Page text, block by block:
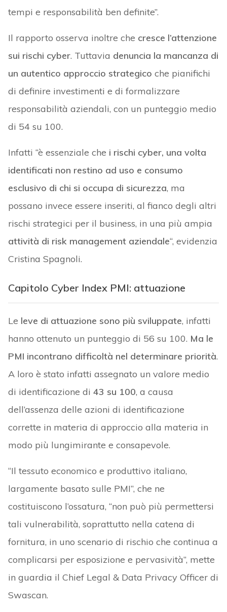
tempi e responsabilità ben definite”.
Il rapporto osserva inoltre che cresce l’attenzione
sui rischi cyber. Tuttavia denuncia la mancanza di
un autentico approccio strategico che pianifichi
di definire investimenti e di formalizzare
responsabilità aziendali, con un punteggio medio
di 54 su 100.
Infatti “è essenziale che i rischi cyber, una volta
identificati non restino ad uso e consumo
esclusivo di chi si occupa di sicurezza, ma
possano invece essere inseriti, al fianco degli altri
rischi strategici per il business, in una più ampia
attività di risk management aziendale“, evidenzia
Cristina Spagnoli.
Capitolo Cyber Index PMI: attuazione
Le leve di attuazione sono più sviluppate, infatti
hanno ottenuto un punteggio di 56 su 100. Ma le
PMI incontrano difficoltà nel determinare priorità.
A loro è stato infatti assegnato un valore medio
di identificazione di 43 su 100, a causa
dell’assenza delle azioni di identificazione
corrette in materia di approccio alla materia in
modo più lungimirante e consapevole.
“Il tessuto economico e produttivo italiano,
largamente basato sulle PMI”, che ne
costituiscono l’ossatura, “non può più permettersi
tali vulnerabilità, soprattutto nella catena di
fornitura, in uno scenario di rischio che continua a
complicarsi per esposizione e pervasività”, mette
in guardia il Chief Legal & Data Privacy Officer di
Swascan.